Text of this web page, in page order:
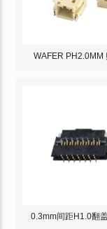
WAFER PH2.0MM
0.3mm间距H1.0翻